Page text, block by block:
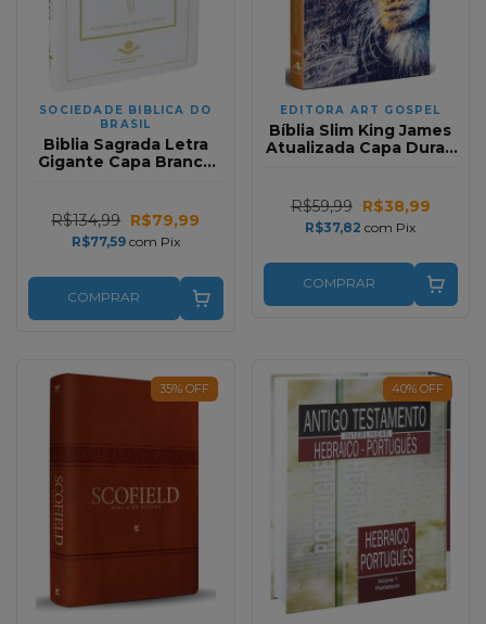
SOCIEDADE BIBLICA DO
BRASIL
Biblia Sagrada Letra
Gigante Capa Branca
R$134,99 R$79,99
R$77,59 com Pix
COMPRAR
EDITORA ART GOSPEL
Bíblia Slim King James
Atualizada Capa Dura -
R$59,99 R$38,99
R$37,82com Pix
COMPRAR
35% OFF 40% OFF